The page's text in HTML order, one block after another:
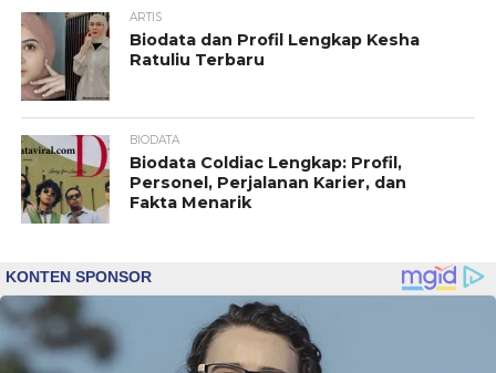
ARTIS
Biodata dan Profil Lengkap Kesha
Ratuliu Terbaru
BIODATA
Biodata Coldiac Lengkap: Profil,
Personel, Perjalanan Karier, dan
Fakta Menarik